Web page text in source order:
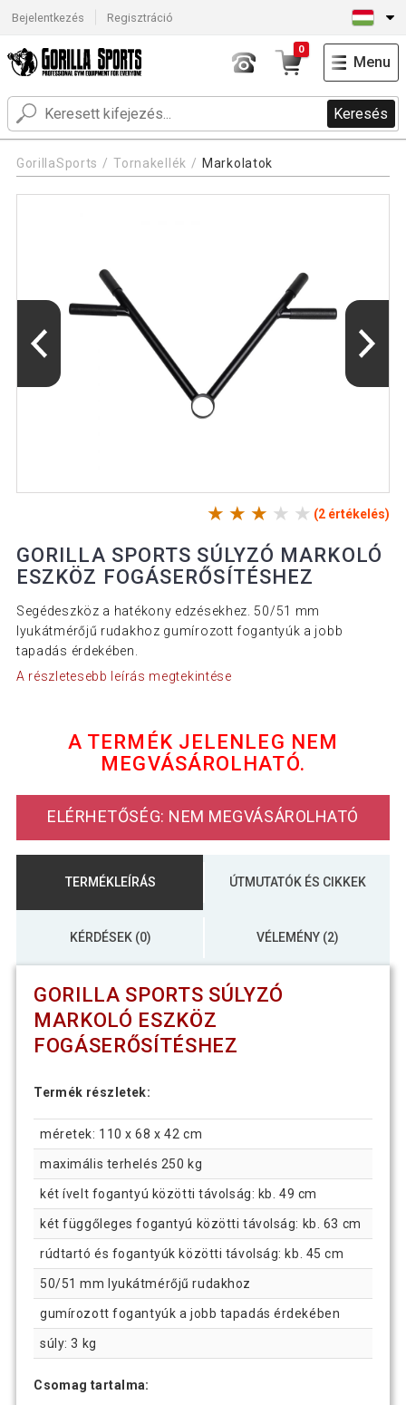
Bejelentkezés Regisztráció
Keresés
0
Menu
GorillaSports Tornakellék Markolatok
(2 értékelés)
GORILLA SPORTS SÚLYZÓ MARKOLÓ
ESZKÖZ FOGÁSERŐSÍTÉSHEZ
Segédeszköz a hatékony edzésekhez. 50/51 mm
lyukátmérőjű rudakhoz gumírozott fogantyúk a jobb
tapadás érdekében.
A részletesebb leírás megtekintése
A TERMÉK JELENLEG NEM
MEGVÁSÁROLHATÓ.
ELÉRHETŐSÉG: NEM MEGVÁSÁROLHATÓ
TERMÉKLEÍRÁS ÚTMUTATÓK ÉS CIKKEK
KÉRDÉSEK (0) VÉLEMÉNY (2)
GORILLA SPORTS SÚLYZÓ
MARKOLÓ ESZKÖZ
FOGÁSERŐSÍTÉSHEZ
Termék részletek:
méretek: 110 x 68 x 42 cm
maximális terhelés 250 kg
két ívelt fogantyú közötti távolság: kb. 49 cm
két függőleges fogantyú közötti távolság: kb. 63 cm
rúdtartó és fogantyúk közötti távolság: kb. 45 cm
50/51 mm lyukátmérőjű rudakhoz
gumírozott fogantyúk a jobb tapadás érdekében
súly: 3 kg
Csomag tartalma: